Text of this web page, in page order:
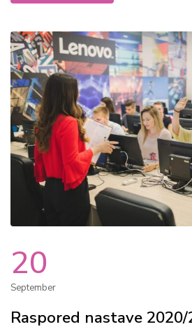
20
September
Raspored nastave